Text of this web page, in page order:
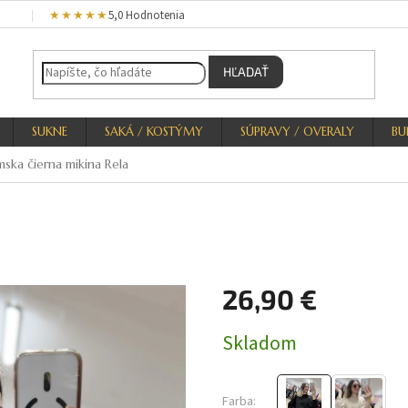
★★★★★5,0 Hodnotenia
HĽADAŤ
SUKNE SAKÁ / KOSTÝMY SÚPRAVY / OVERALY
čierna mikina Rela
26,90 €
cena:
Skladom
Farba: